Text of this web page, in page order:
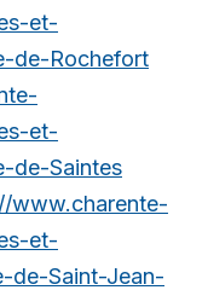
et-
de-Rochefort
et-
de-Saintes
www.charente-
et-
de-Saint-Jean-